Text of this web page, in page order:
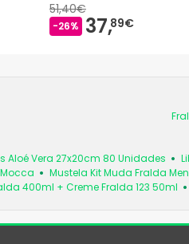
51,40€
-26% 37,89€
Aloé Vera 27x20cm 80 Unidades
Mustela Kit Muda Fralda
400ml + Creme Fralda 123 50ml